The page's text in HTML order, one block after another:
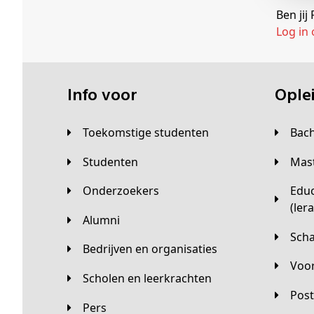
Ben jij
Log in
Info voor
Toekomstige studenten
Studenten
Onderzoekers
Alumni
Bedrijven en organisaties
Scholen en leerkrachten
Pers
Educatieve master